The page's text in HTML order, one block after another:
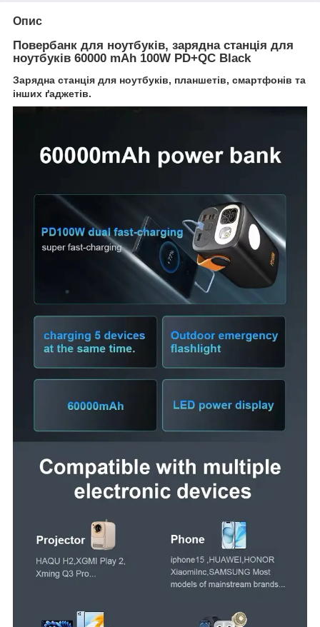
Опис
Повербанк для ноутбуків, зарядна станція для
ноутбуків 60000 mAh 100W PD+QC Black
Зарядна станція для ноутбуків, планшетів, смартфонів та
інших ґаджетів.